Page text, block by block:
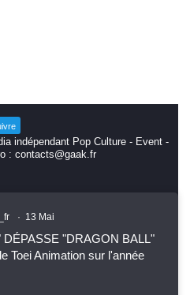
indépendant Pop Culture - Event -
: contacts@gaak.fr
· 13 Mai
DÉPASSE "DRAGON BALL"
Toei Animation sur l'année